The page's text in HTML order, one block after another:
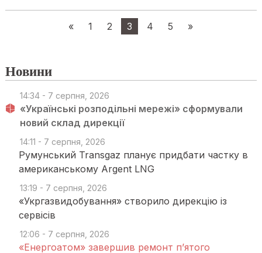
« 1 2 3 4 5 »
Новини
14:34 - 7 серпня, 2026
«Українські розподільні мережі» сформували
новий склад дирекції
14:11 - 7 серпня, 2026
Румунський Transgaz планує придбати частку в
американському Argent LNG
13:19 - 7 серпня, 2026
«Укргазвидобування» створило дирекцію із
сервісів
12:06 - 7 серпня, 2026
«Енергоатом» завершив ремонт п’ятого